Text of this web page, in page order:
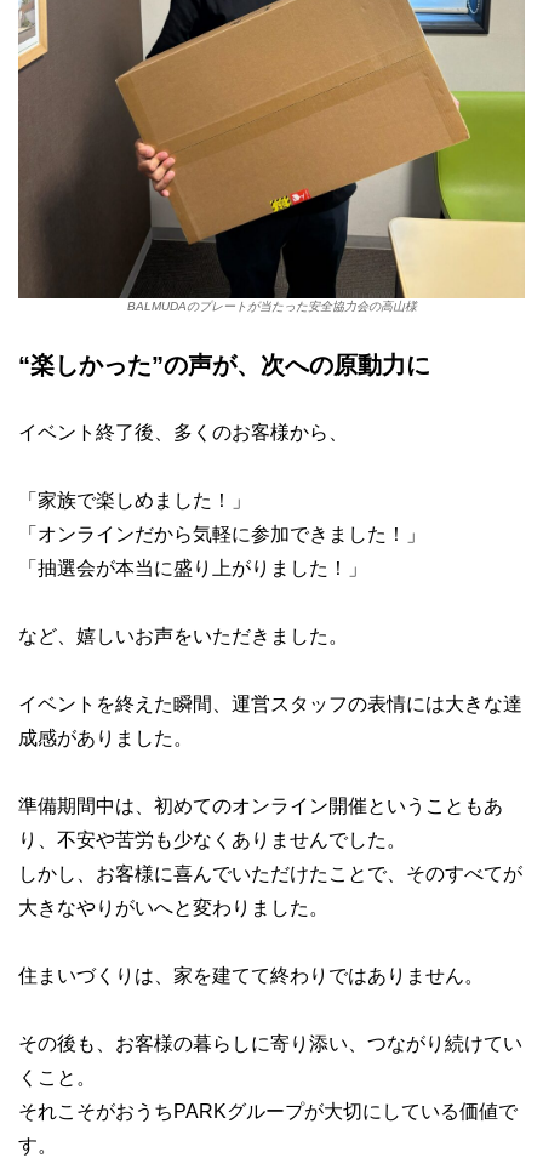
BALMUDAのプレートが当たった安全協力会の高山様
“楽しかった”の声が、次への原動力に
イベント終了後、多くのお客様から、
「家族で楽しめました！」
「オンラインだから気軽に参加できました！」
「抽選会が本当に盛り上がりました！」
など、嬉しいお声をいただきました。
イベントを終えた瞬間、運営スタッフの表情には大きな達
成感がありました。
準備期間中は、初めてのオンライン開催ということもあ
り、不安や苦労も少なくありませんでした。
しかし、お客様に喜んでいただけたことで、そのすべてが
大きなやりがいへと変わりました。
住まいづくりは、家を建てて終わりではありません。
その後も、お客様の暮らしに寄り添い、つながり続けてい
くこと。
それこそがおうちPARKグループが大切にしている価値で
す。